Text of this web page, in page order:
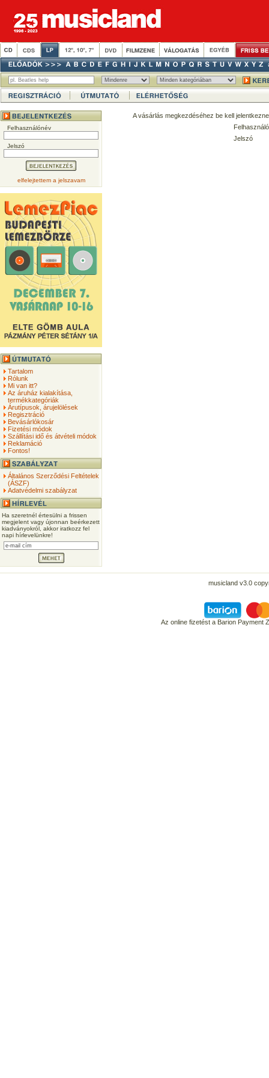
Felhasználónév
Jelszó
elfelejtettem a jelszavam
Tartalom
Rólunk
Mi van itt?
Az áruház kialakítása,
termékkategóriák
Árutípusok, árujelölések
Regisztráció
Bevásárlókosár
Fizetési módok
Szállítási idő és átvételi módok
Reklamáció
Fontos!
Általános Szerződési Feltételek
(ÁSZF)
Adatvédelmi szabályzat
Ha szeretnél értesülni a frissen
megjelent vagy újonnan beérkezett
kiadványokról, akkor iratkozz fel
napi hírlevelünkre!
A vásárlás megkezdéséhez be kell
Jelszó
musicland v3.0
Az online fizetést a Barion Payment